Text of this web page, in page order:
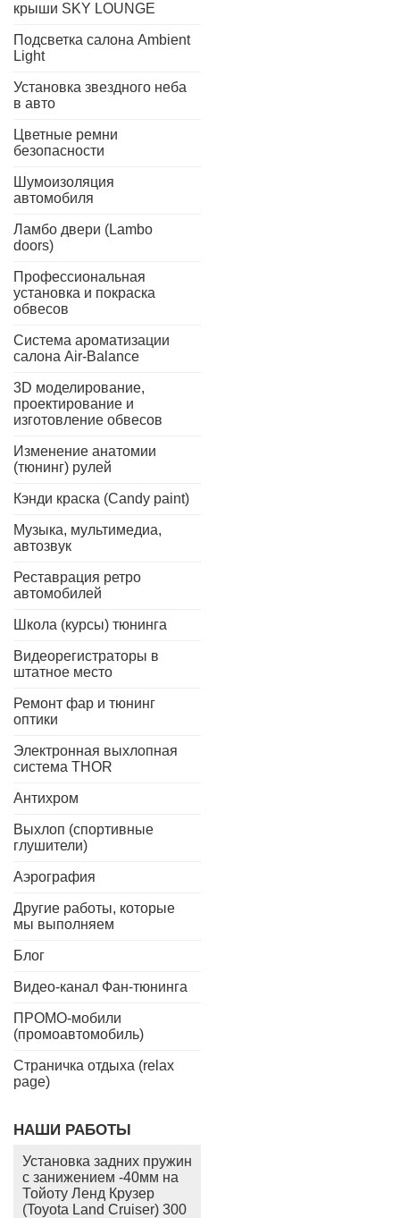
крыши SKY LOUNGE
Подсветка салона Ambient
Light
Установка звездного неба
в авто
Цветные ремни
безопасности
Шумоизоляция
автомобиля
Ламбо двери (Lambo
doors)
Профессиональная
установка и покраска
обвесов
Система ароматизации
салона Air-Balance
3D моделирование,
проектирование и
изготовление обвесов
Изменение анатомии
(тюнинг) рулей
Кэнди краска (Candy paint)
Музыка, мультимедиа,
автозвук
Реставрация ретро
автомобилей
Школа (курсы) тюнинга
Видеорегистраторы в
штатное место
Ремонт фар и тюнинг
оптики
Электронная выхлопная
система THOR
Антихром
Выхлоп (спортивные
глушители)
Аэрография
Другие работы, которые
мы выполняем
Блог
Видео-канал Фан-тюнинга
ПРОМО-мобили
(промоавтомобиль)
Страничка отдыха (relax
page)
НАШИ РАБОТЫ
Установка задних пружин
с занижением -40мм на
Тойоту Ленд Крузер
(Toyota Land Cruiser) 300